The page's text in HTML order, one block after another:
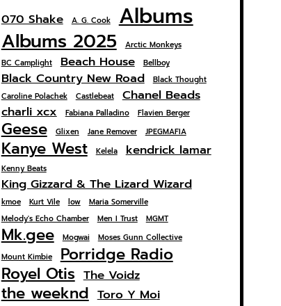
070 Shake A. G. Cook Albums
Albums 2025
Arctic Monkeys
BC Camplight
Beach House Bellboy
Black Country New Road
Black Thought
Caroline Polachek
Castlebeat
Chanel Beads
charli xcx
Fabiana Palladino Flavien Berger
Geese Glixen Jane Remover JPEGMAFIA
Kanye West Kelela kendrick lamar
Kenny Beats
King Gizzard & The Lizard Wizard
kmoe Kurt Vile low
Maria Somerville
Melody's Echo Chamber
Men I Trust MGMT
Mk.gee Mogwai
Moses Gunn Collective
Mount Kimbie
Porridge Radio
Royel Otis The Voidz
the weeknd Toro Y Moi